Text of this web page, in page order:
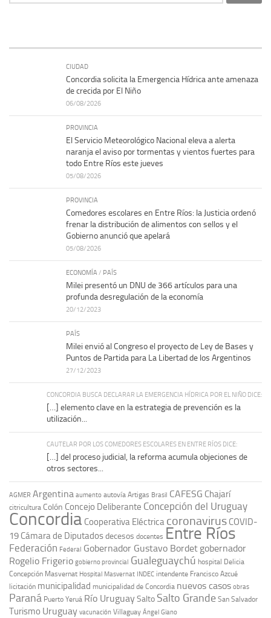
CIUDAD
Concordia solicita la Emergencia Hídrica ante amenaza
de crecida por El Niño
06/08/2026
PROVINCIA
El Servicio Meteorológico Nacional eleva a alerta
naranja el aviso por tormentas y vientos fuertes para
todo Entre Ríos este jueves
05/08/2026
PROVINCIA
Comedores escolares en Entre Ríos: la Justicia ordenó
frenar la distribución de alimentos con sellos y el
Gobierno anunció que apelará
05/08/2026
ECONOMÍA / PAÍS
Milei presentó un DNU de 366 artículos para una
profunda desregulación de la economía
20/12/2023
PAÍS
Milei envió al Congreso el proyecto de Ley de Bases y
Puntos de Partida para La Libertad de los Argentinos
27/12/2023
CONCORDIA BUSCA DECLARAR LA EMERGENCIA HÍDRICA POR EL NIÑO DICE:
[…] elemento clave en la estrategia de prevención es la
utilización...
CAUTELAR POR LOS COMEDORES ESCOLARES EN ENTRE RÍOS DICE:
[…] del proceso judicial, la reforma acumula objeciones de
otros sectores...
AGMER Argentina aumento autovía Artigas Brasil CAFESG Chajarí
citricultura Colón Concejo Deliberante Concepción del Uruguay
Concordia Cooperativa Eléctrica coronavirus COVID-
19 Cámara de Diputadosdecesos docentes Entre Ríos
Federación Federal Gobernador Gustavo Bordet gobernador
Rogelio Frigerio gobierno provincial Gualeguaychú hospital Delicia
Concepción Masvernat Hospital Masvernat INDEC intendente Francisco Azcué
licitación municipalidad municipalidad de Concordia nuevos casos obras
Paraná Puerto Yeruá Río UruguaySalto Salto Grande San Salvador
Turismo Uruguay vacunación Villaguay Ángel Giano